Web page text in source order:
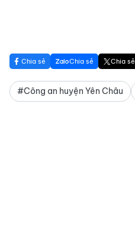
Chia sẻ Chia sẻ Chia sẻ
#Công an huyện Yên Châu